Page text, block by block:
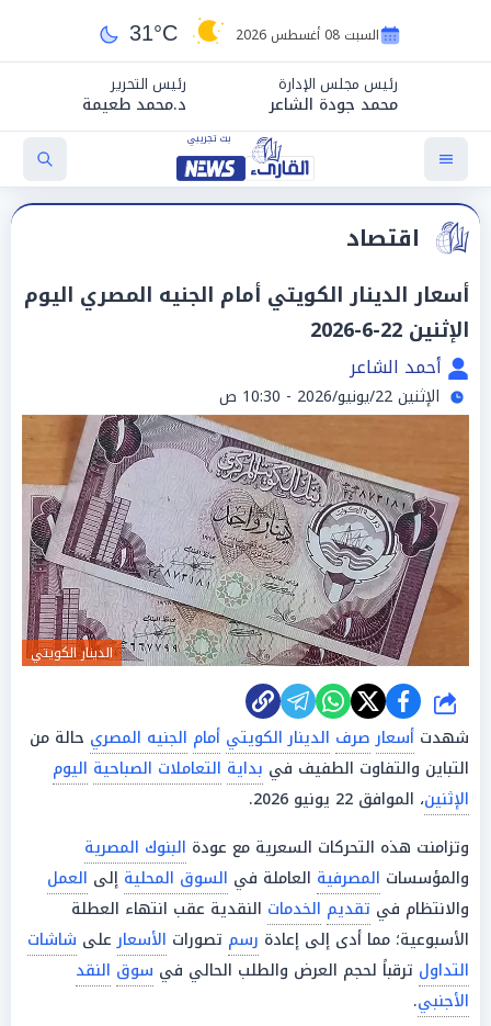
السبت 08 أغسطس 2026 31°C
رئيس مجلس الإدارة
محمد جودة الشاعر
رئيس التحرير
د.محمد طعيمة
اقتصاد
أسعار الدينار الكويتي أمام الجنيه المصري اليوم
الإثنين 22-6-2026
أحمد الشاعر
الإثنين 22/يونيو/2026 - 10:30 ص
الدينار الكويتي
شارك
شهدت أسعار صرف الدينار الكويتي أمام الجنيه المصري حالة من
التباين والتفاوت الطفيف في بداية التعاملات الصباحية اليوم
الإثنين، الموافق 22 يونيو 2026.
وتزامنت هذه التحركات السعرية مع عودة البنوك المصرية
والمؤسسات المصرفية العاملة في السوق المحلية إلى العمل
والانتظام في تقديم الخدمات النقدية عقب انتهاء العطلة
الأسبوعية؛ مما أدى إلى إعادة رسم تصورات الأسعارعلى شاشات
التداول ترقباً لحجم العرض والطلب الحالي في سوق النقد
الأجنبي.